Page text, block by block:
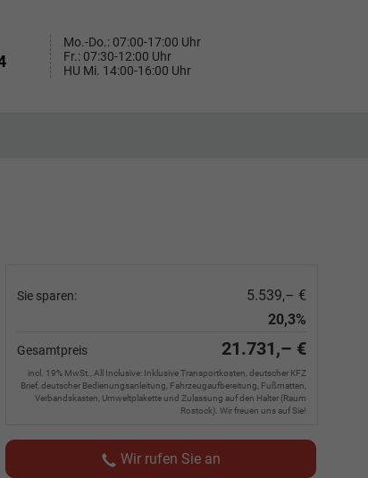
Mo.-Do.: 07:00-17:00 Uhr
Fr.: 07:30-12:00 Uhr
HU Mi. 14:00-16:00 Uhr
Sie sparen:
5.539,– €
20,3%
Gesamtpreis 21.731,– €
incl. 19% MwSt., All Inclusive: Inklusive Transportkosten, deutscher KFZ
Brief, deutscher Bedienungsanleitung, Fahrzeugaufbereitung, Fußmatten,
Verbandskasten, Umweltplakette und Zulassung auf den Halter (Raum
Rostock). Wir freuen uns auf Sie!
Wir rufen Sie an